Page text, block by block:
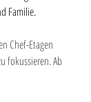
Familie.
Chef-Etagen
fokussieren. Ab